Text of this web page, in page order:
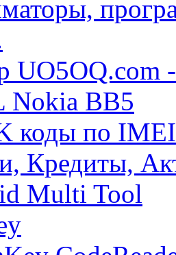
Nokia BB5
коды по IMEI
Кредиты,
Multi Tool